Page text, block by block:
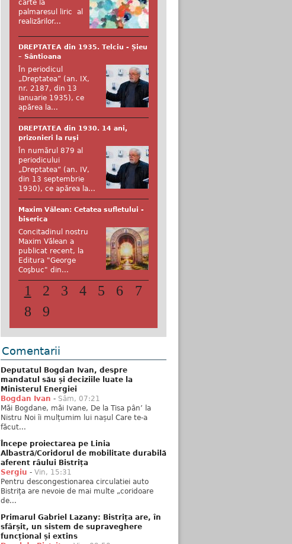
carte la
palmaresul liric al
realizărilor...
DREPTATEA din 1935. Telciu - Șieu
– Sântioana
În periodicul
„Dreptatea” (an. IX,
nr. 2187, din 13
ianuarie 1935), ce
apărea la...
DREPTATEA din 1930. 14 ani,
prizonieri la ruși
În numărul 879 al
periodicului
„Dreptatea” (an. IV,
din 13 septembrie
1930), ce apărea la...
Maxim Vălean: Cetatea sufletului -
biserica
Concitadinul nostru
Maxim Vălean a
publicat recent, la
Editura "George
Coşbuc" din...
1 2 3 4 5 6
7
8
9
Comentarii
Deputatul Bogdan Ivan, despre
mandatul său și deciziile luate la
Ministerul Energiei
Bogdan Ivan - Sâm, 07:21
Măi Bogdane, măi Ivane, De la Tisa pân’ la
Nistru Noi îi mulțumim lui nașul Care te-a
făcut...
Începe proiectarea pe Linia
Albastră/Coridorul de mobilitate durabilă
aferent râului Bistrița
Sergiu - Vin, 15:31
Pentru descongestionarea circulatiei auto
Bistrița are nevoie de mai multe „coridoare
de...
Primarul Gabriel Lazany: Bistrița are, în
sfârșit, un sistem de supraveghere
funcțional și extins